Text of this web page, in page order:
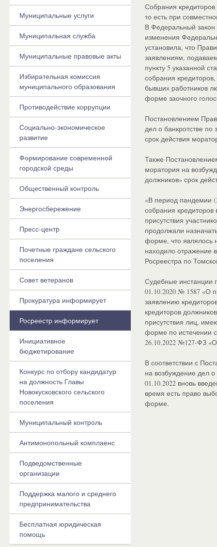
Собрания
то есть при
В Федеральный закон
изменения
установила, что
заявлениям,
пункту 5 указанной
собрания
бывших работников
форме заочного
Постановлением
дел о банкротстве по
срок действия
Также
моратория на
должников» срок
«В период пандемии
собрания
присутствия
продолжали
форме, что являлось
находило отражение
Росреестра по
Судебные инстанции
01.10.2020 № 1587 «О
заявлению
кредиторов
присутствия лиц,
форме по истечении
26.10.2022 №127-ФЗ «О
В соответствии с
на возбуждение дел
01.10.2022 вновь
время есть право
форме.
Муниципальные услуги
Муниципальная служба
Муниципальные правовые акты
Избирательная комиссия
муниципального образования
Противодействие коррупции
Социально-экономическое
развитие
Формирование современной
городской среды
Общественный контроль
Энергосбережение
Пресс-центр
Почетные граждане сельского
поселения
Совет ветеранов
Прокуратура информирует
Росреестр информирует
Инициативное
бюджетирование
Конкурс по отбору кандидатур
на должность Главы
Новокусковского сельского
поселения
Муниципальный контроль
Антимонопольный комплаенс
Подведомственные
организации
Поддержка малого и среднего
предпринимательства
Бесплатная юридическая
помощь